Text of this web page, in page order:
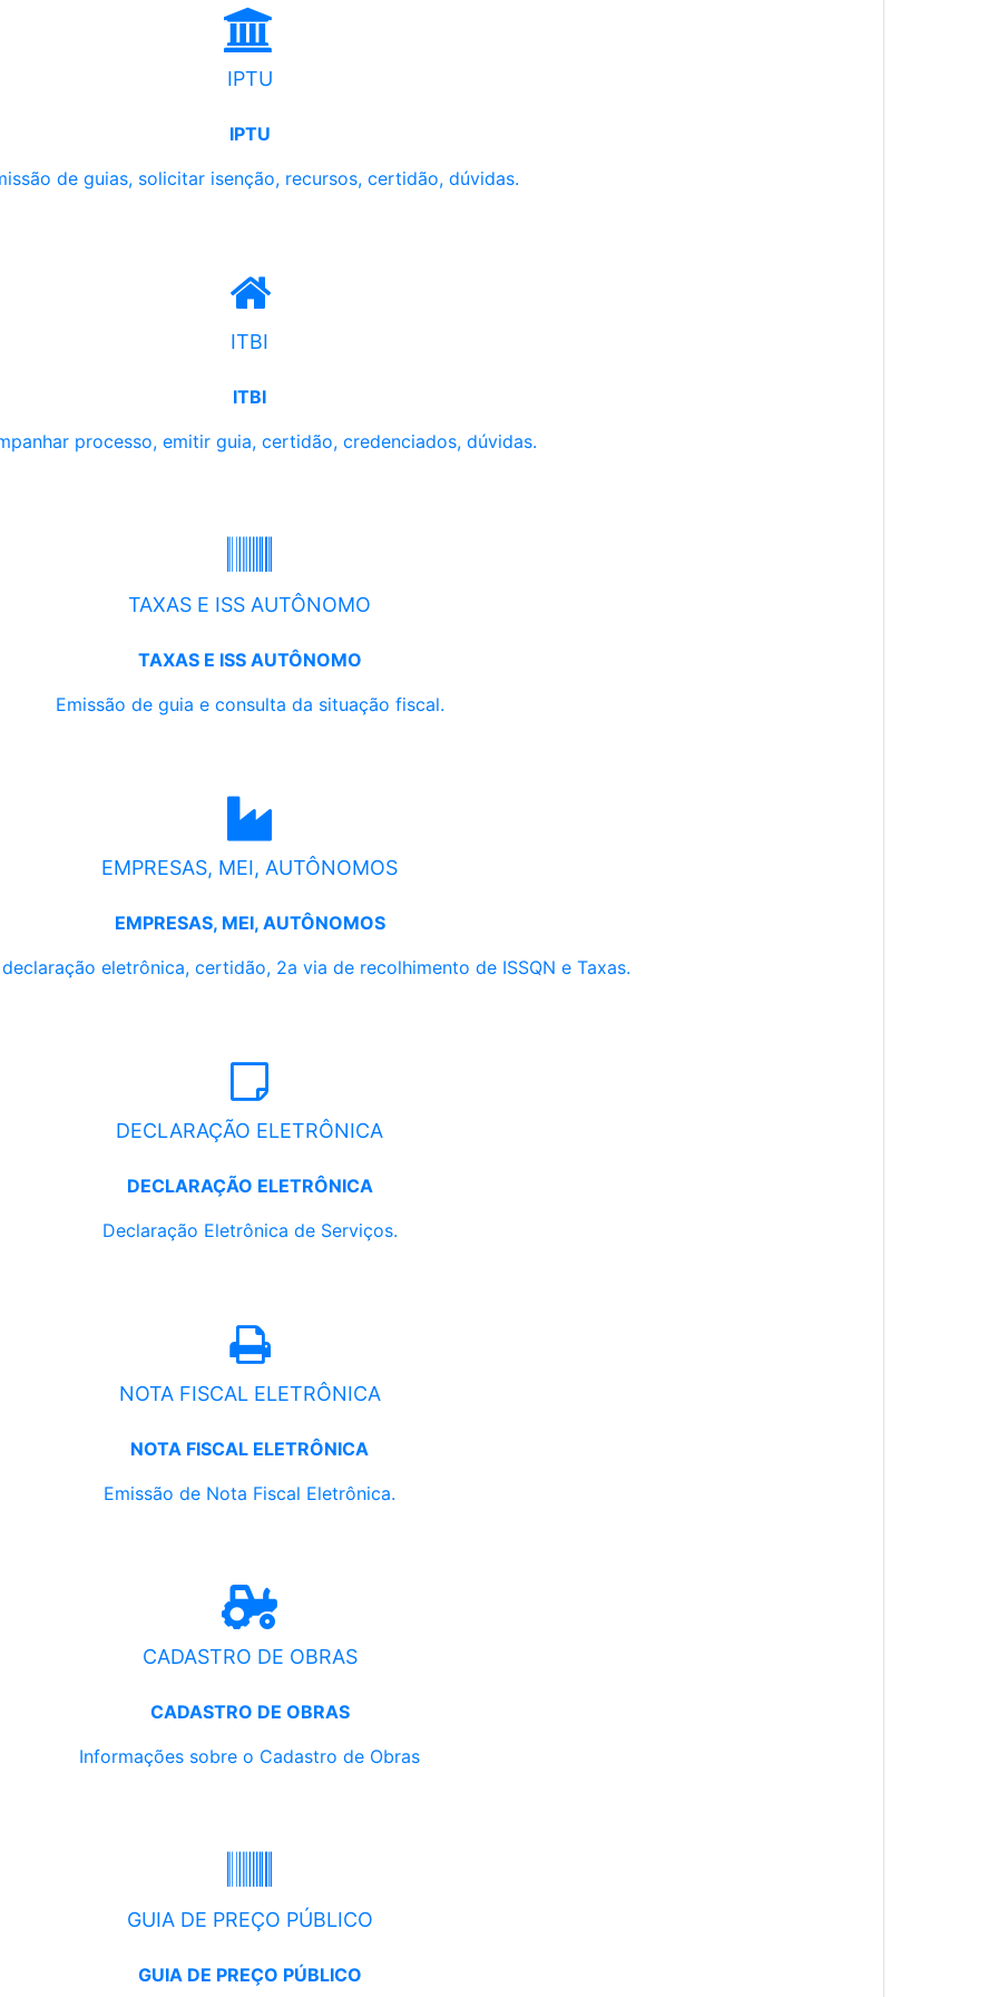
IPTU
IPTU
de guias, solicitar isenção, recursos, certidão, dúvidas.
ITBI
ITBI
processo, emitir guia, certidão, credenciados, dúvidas.
TAXAS E ISS AUTÔNOMO
TAXAS E ISS AUTÔNOMO
Emissão de guia e consulta da situação fiscal.
EMPRESAS, MEI, AUTÔNOMOS
EMPRESAS, MEI, AUTÔNOMOS
eletrônica, certidão, 2a via de recolhimento de ISSQN e Taxas.
DECLARAÇÃO ELETRÔNICA
DECLARAÇÃO ELETRÔNICA
Declaração Eletrônica de Serviços.
NOTA FISCAL ELETRÔNICA
NOTA FISCAL ELETRÔNICA
Emissão de Nota Fiscal Eletrônica.
CADASTRO DE OBRAS
CADASTRO DE OBRAS
Informações sobre o Cadastro de Obras
GUIA DE PREÇO PÚBLICO
GUIA DE PREÇO PÚBLICO